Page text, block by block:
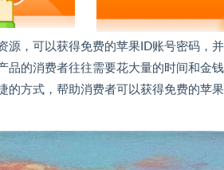
源，可以获得免费的苹果ID账号密码，
品的消费者往往需要花大量的时间和金
的方式，帮助消费者可以获得免费的苹